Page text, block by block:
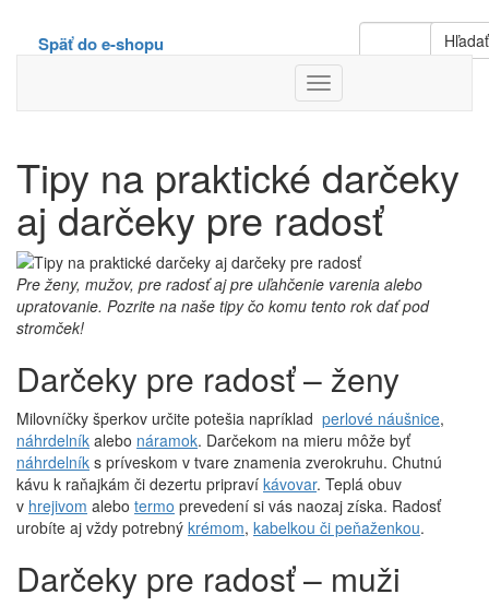
Hľadať
Späť do e-shopu
Toggle
Navigation
Tipy na praktické darčeky
aj darčeky pre radosť
Pre ženy, mužov, pre radosť aj pre uľahčenie varenia alebo
upratovanie. Pozrite na naše tipy čo komu tento rok dať pod
stromček!
Darčeky pre radosť – ženy
Milovníčky šperkov určite potešia napríklad perlové náušnice,
náhrdelník alebo náramok. Darčekom na mieru môže byť
náhrdelník s príveskom v tvare znamenia zverokruhu. Chutnú
kávu k raňajkám či dezertu pripraví kávovar. Teplá obuv
v hrejivom alebo termo prevedení si vás naozaj získa. Radosť
urobíte aj vždy potrebný krémom, kabelkou či peňaženkou.
Darčeky pre radosť – muži